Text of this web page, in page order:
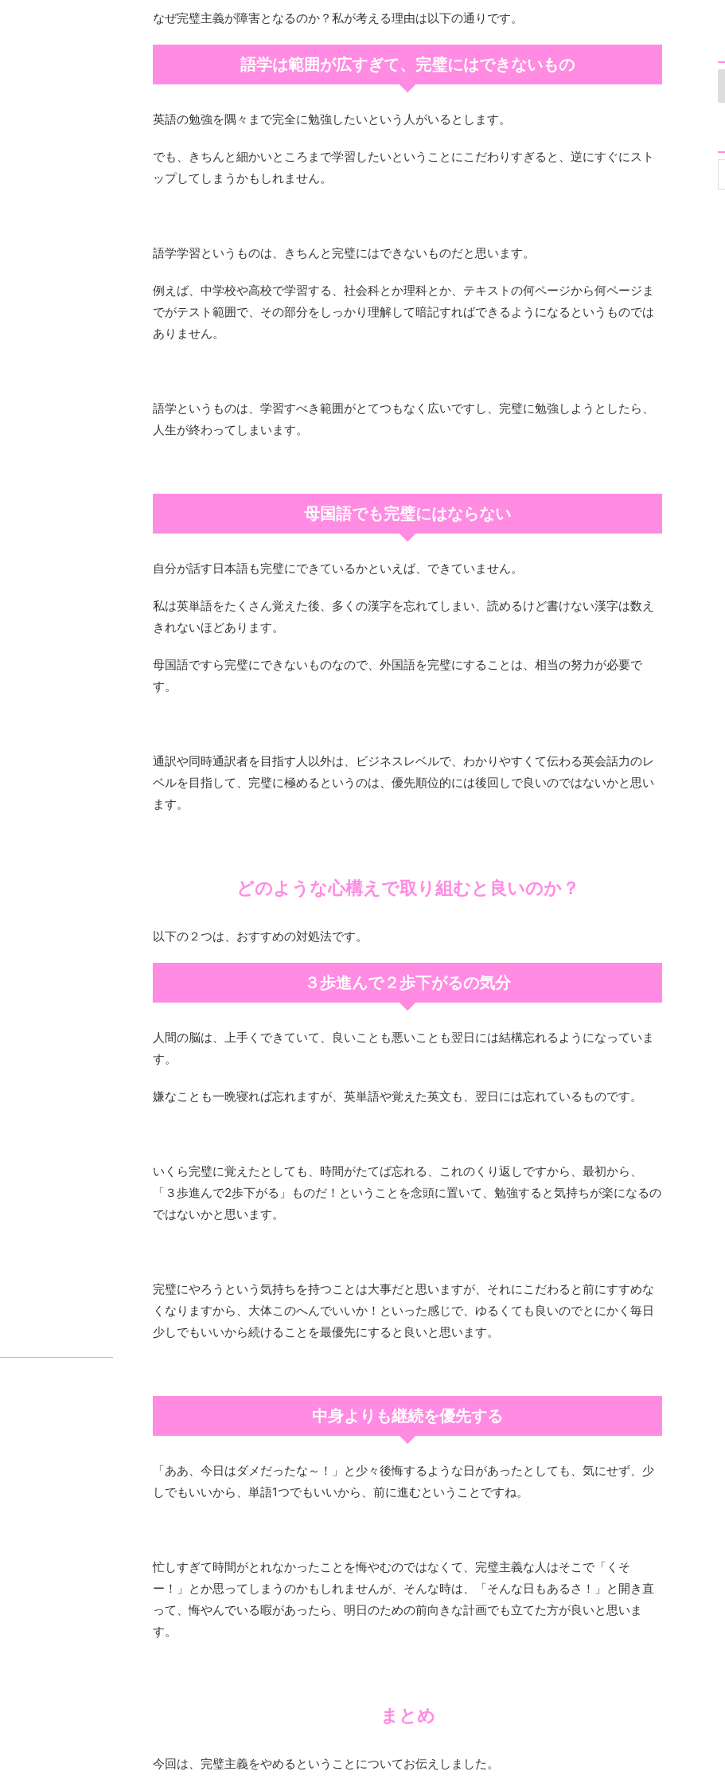
なぜ完璧主義が障害となるのか？私が考える理由は以下の通りです。
語学は範囲が広すぎて、完璧にはできないもの
英語の勉強を隅々まで完全に勉強したいという人がいるとします。
でも、きちんと細かいところまで学習したいということにこだわりすぎると、逆にすぐにスト
ップしてしまうかもしれません。
語学学習というものは、きちんと完璧にはできないものだと思います。
例えば、中学校や高校で学習する、社会科とか理科とか、テキストの何ページから何ページま
でがテスト範囲で、その部分をしっかり理解して暗記すればできるようになるというものでは
ありません。
語学というものは、学習すべき範囲がとてつもなく広いですし、完璧に勉強しようとしたら、
人生が終わってしまいます。
母国語でも完璧にはならない
自分が話す日本語も完璧にできているかといえば、できていません。
私は英単語をたくさん覚えた後、多くの漢字を忘れてしまい、読めるけど書けない漢字は数え
きれないほどあります。
母国語ですら完璧にできないものなので、外国語を完璧にすることは、相当の努力が必要で
す。
通訳や同時通訳者を目指す人以外は、ビジネスレベルで、わかりやすくて伝わる英会話力のレ
ベルを目指して、完璧に極めるというのは、優先順位的には後回しで良いのではないかと思い
ます。
どのような心構えで取り組むと良いのか？
以下の２つは、おすすめの対処法です。
３歩進んで２歩下がるの気分
人間の脳は、上手くできていて、良いことも悪いことも翌日には結構忘れるようになっていま
す。
嫌なことも一晩寝れば忘れますが、英単語や覚えた英文も、翌日には忘れているものです。
いくら完璧に覚えたとしても、時間がたてば忘れる、これのくり返しですから、最初から、
「３歩進んで2歩下がる」ものだ！ということを念頭に置いて、勉強すると気持ちが楽になるの
ではないかと思います。
完璧にやろうという気持ちを持つことは大事だと思いますが、それにこだわると前にすすめな
くなりますから、大体このへんでいいか！といった感じで、ゆるくても良いのでとにかく毎日
少しでもいいから続けることを最優先にすると良いと思います。
中身よりも継続を優先する
「ああ、今日はダメだったな～！」と少々後悔するような日があったとしても、気にせず、少
しでもいいから、単語1つでもいいから、前に進むということですね。
忙しすぎて時間がとれなかったことを悔やむのではなくて、完璧主義な人はそこで「くそ
ー！」とか思ってしまうのかもしれませんが、そんな時は、「そんな日もあるさ！」と開き直
って、悔やんでいる暇があったら、明日のための前向きな計画でも立てた方が良いと思いま
す。
まとめ
今回は、完璧主義をやめるということについてお伝えしました。